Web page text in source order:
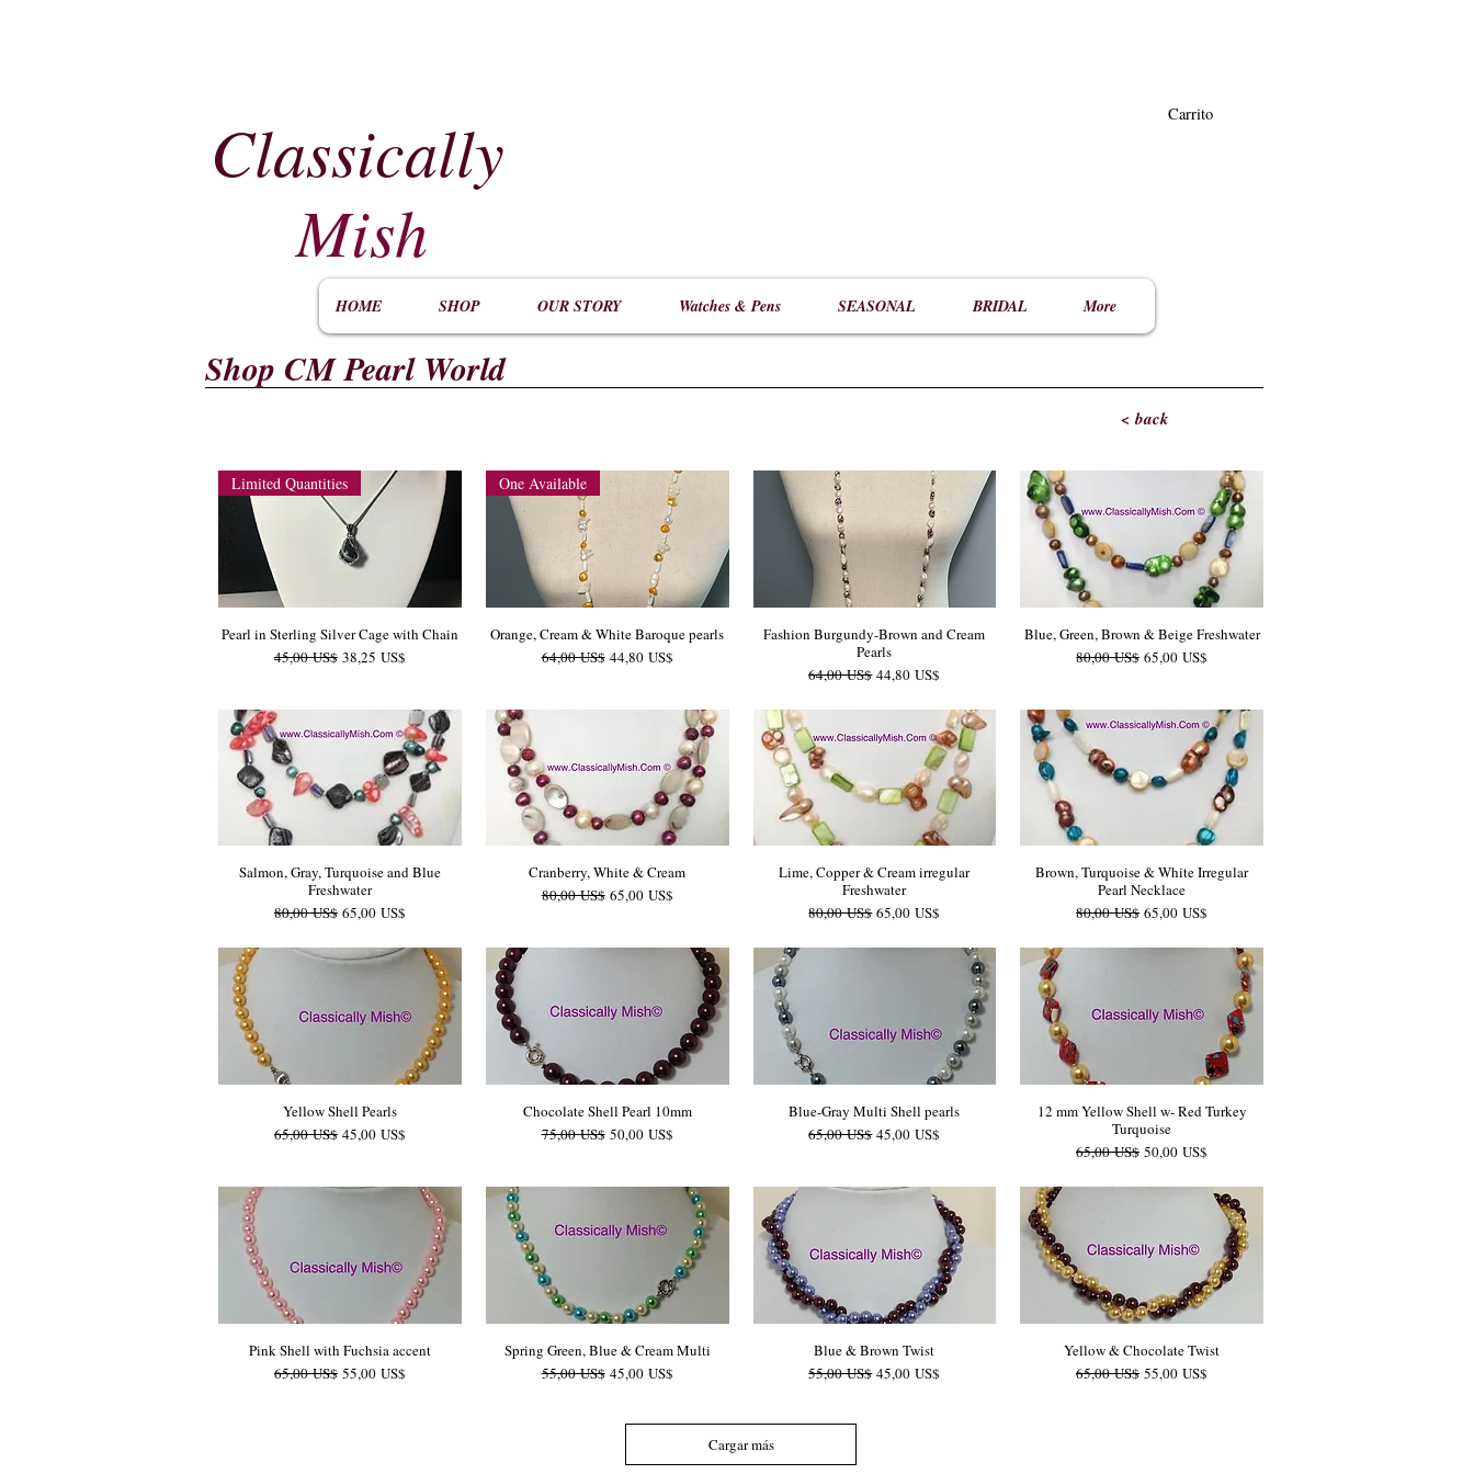
Classically Carrito
Mish
HOME SHOP OUR STORY Watches & Pens SEASONAL BRIDAL More
< back
Shop CM Pearl World
Limited Quantities
Pearl in Sterling Silver Cage with Chain
Precio
45,00 US$ Precio de oferta
38,25 US$
One Available
Orange, Cream & White Baroque pearls
Precio
64,00 US$ Precio de oferta
44,80 US$
Fashion Burgundy-Brown and Cream
Pearls
Precio
64,00 US$ Precio de oferta
44,80 US$
Blue, Green, Brown & Beige Freshwater
Precio
80,00 US$ Precio de oferta
65,00 US$
Salmon, Gray, Turquoise and Blue
Freshwater
Precio
80,00 US$ Precio de oferta
65,00 US$
Cranberry, White & Cream
Precio
80,00 US$ Precio de oferta
65,00 US$
Lime, Copper & Cream irregular
Freshwater
Precio
80,00 US$ Precio de oferta
65,00 US$
Brown, Turquoise & White Irregular
Pearl Necklace
Precio
80,00 US$ Precio de oferta
65,00 US$
Yellow Shell Pearls
Precio
65,00 US$ Precio de oferta
45,00 US$
Chocolate Shell Pearl 10mm
Precio
75,00 US$ Precio de oferta
50,00 US$
Blue-Gray Multi Shell pearls
Precio
65,00 US$ Precio de oferta
45,00 US$
12 mm Yellow Shell w- Red Turkey
Turquoise
Precio
65,00 US$ Precio de oferta
50,00 US$
Pink Shell with Fuchsia accent
Precio
65,00 US$ Precio de oferta
55,00 US$
Spring Green, Blue & Cream Multi
Precio
55,00 US$ Precio de oferta
45,00 US$
Blue & Brown Twist
Precio
55,00 US$ Precio de oferta
45,00 US$
Yellow & Chocolate Twist
Precio
65,00 US$ Precio de oferta
55,00 US$
Cargar más